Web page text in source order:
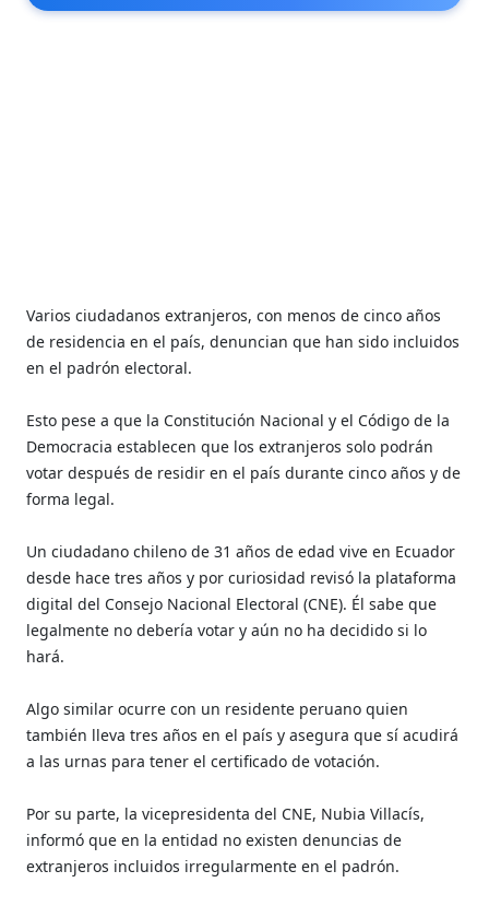
Varios ciudadanos extranjeros, con menos de cinco años
de residencia en el país, denuncian que han sido incluidos
en el padrón electoral.
Esto pese a que la Constitución Nacional y el Código de la
Democracia establecen que los extranjeros solo podrán
votar después de residir en el país durante cinco años y de
forma legal.
Un ciudadano chileno de 31 años de edad vive en Ecuador
desde hace tres años y por curiosidad revisó la plataforma
digital del Consejo Nacional Electoral (CNE). Él sabe que
legalmente no debería votar y aún no ha decidido si lo
hará.
Algo similar ocurre con un residente peruano quien
también lleva tres años en el país y asegura que sí acudirá
a las urnas para tener el certificado de votación.
Por su parte, la vicepresidenta del CNE, Nubia Villacís,
informó que en la entidad no existen denuncias de
extranjeros incluidos irregularmente en el padrón.